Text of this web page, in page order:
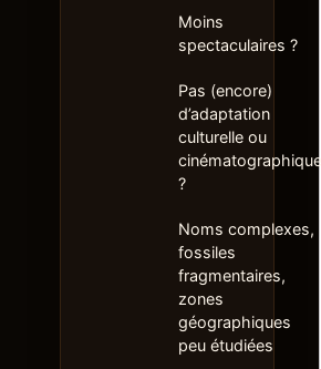
Moins
spectaculaires ?
Pas (encore)
d’adaptation
culturelle ou
cinématographique
?
Noms complexes,
fossiles
fragmentaires,
zones
géographiques
peu étudiées